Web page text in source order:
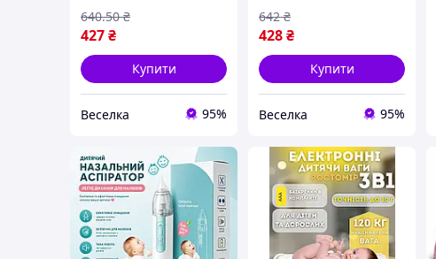
427₴
640.50 ₴
Купити
Веселка 95%
428₴
642 ₴
Купити
Веселка 95%